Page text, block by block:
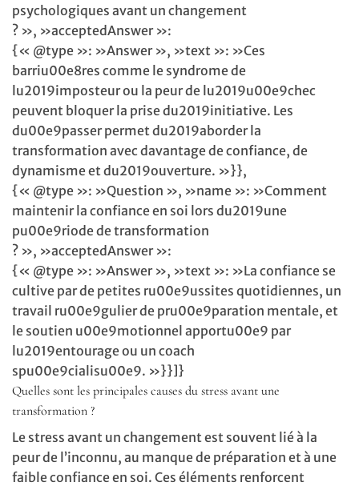
psychologiques avant un changement
? », »acceptedAnswer »:
{« @type »: »Answer », »text »: »Ces
barriu00e8res comme le syndrome de
lu2019imposteur ou la peur de lu2019u00e9chec
peuvent bloquer la prise du2019initiative. Les
du00e9passer permet du2019aborder la
transformation avec davantage de confiance, de
dynamisme et du2019ouverture. »}},
{« @type »: »Question », »name »: »Comment
maintenir la confiance en soi lors du2019une
pu00e9riode de transformation
? », »acceptedAnswer »:
{« @type »: »Answer », »text »: »La confiance se
cultive par de petites ru00e9ussites quotidiennes, un
travail ru00e9gulier de pru00e9paration mentale, et
le soutien u00e9motionnel apportu00e9 par
lu2019entourage ou un coach
spu00e9cialisu00e9. »}}]}
Quelles sont les principales causes du stress avant une
transformation ?
Le stress avant un changement est souvent lié à la
peur de l’inconnu, au manque de préparation et à une
faible confiance en soi. Ces éléments renforcent